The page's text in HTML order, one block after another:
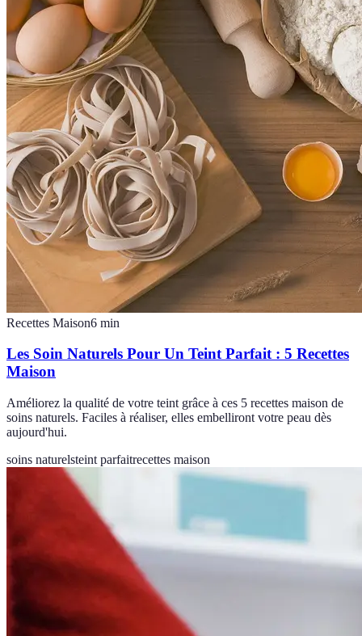
Recettes Maison6 min
Les Soin Naturels Pour Un Teint Parfait : 5 Recettes
Maison
Améliorez la qualité de votre teint grâce à ces 5 recettes maison de
soins naturels. Faciles à réaliser, elles embelliront votre peau dès
aujourd'hui.
soins naturelsteint parfaitrecettes maison